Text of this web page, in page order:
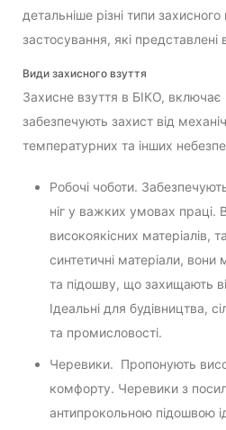
детальніше різні типи захисного
застосування, які представлені
Види захисного взуття
Захисне взуття в БІКО, включає
забезпечують захист від
температурних та інших
Робочі чоботи.
ніг у важких умовах праці.
високоякісних матеріалів,
синтетичні матеріали,
та підошву, що захищають
Ідеальні для будівництва,
та промисловості.
Черевики. Пропонують
комфорту. Черевики з
антипрокольною підошвою